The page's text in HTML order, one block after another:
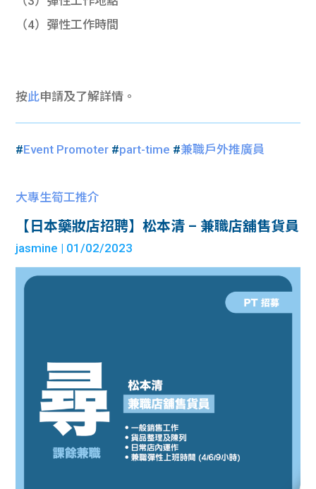
（4）彈性工作時間
按此申請及了解詳情。
#Event Promoter #part-time #兼職戶外推廣員
大專生筍工推介
【日本藥妝店招聘】松本清 – 兼職店舖售貨員
jasmine | 01/02/2023